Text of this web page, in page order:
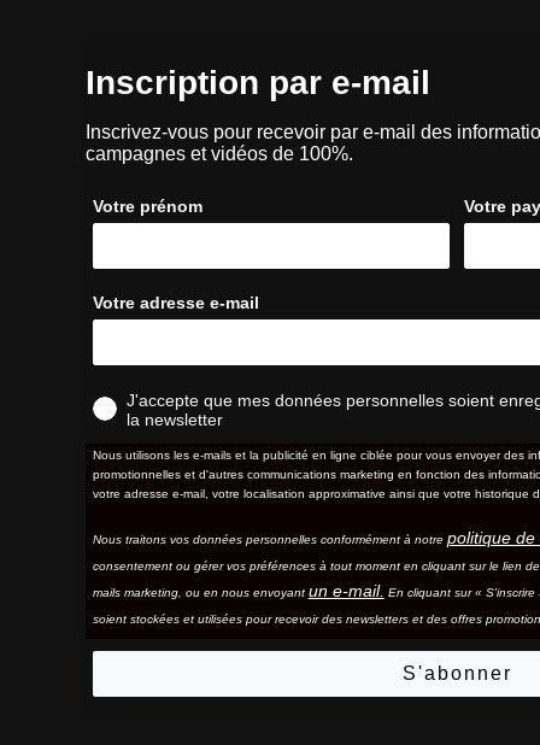
Inscription par e-mail
Inscrivez-vous pour recevoir par e-mail des
campagnes et vidéos de 100%.
Votre prénom Votre
Votre adresse e-mail
J'accepte que mes données personnelles soient
la newsletter
Nous utilisons les e-mails et la publicité en ligne ciblée pour vous envoyer des
promotionnelles et d'autres communications marketing en fonction des
votre adresse e-mail, votre localisation approximative ainsi que votre historique
Nous traitons vos données personnelles conformément à notre politique de
consentement ou gérer vos préférences à tout moment en cliquant sur le lien
mails marketing, ou en nous envoyant un e-mail. En cliquant sur «
soient stockées et utilisées pour recevoir des newsletters et des offres
S'abonner